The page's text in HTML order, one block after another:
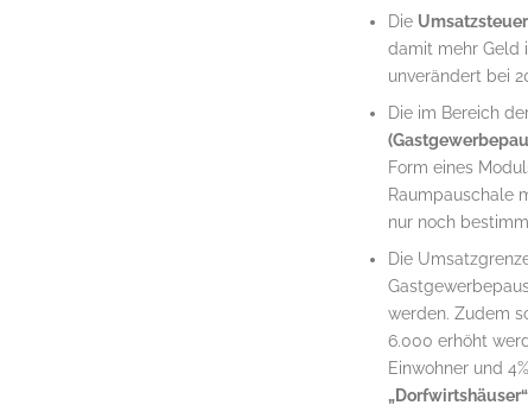
Die
damit mehr Geld
unverändert bei
Die im Bereich
Form eines
Raumpauschale
nur noch
Die
werden. Zudem
6.000 erhöht
Einwohner und